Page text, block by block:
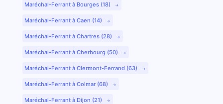
Maréchal-Ferrant à Bourges (18)
Maréchal-Ferrant à Caen (14)
Maréchal-Ferrant à Chartres (28)
Maréchal-Ferrant à Cherbourg (50)
Maréchal-Ferrant à Clermont-Ferrand (63)
Maréchal-Ferrant à Colmar (68)
Maréchal-Ferrant à Dijon (21)